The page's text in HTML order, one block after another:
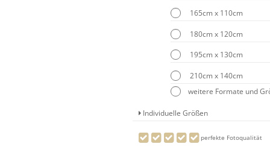
165cm x 110cm
180cm x 120cm
195cm x 130cm
210cm x 140cm
weitere Formate und
Individuelle Größen
perfekte Fotoqualität